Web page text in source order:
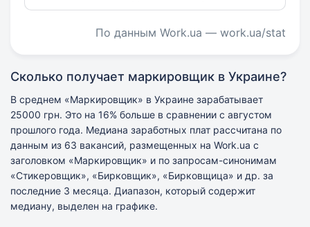
По данным Work.ua — work.ua/stat
Сколько получает маркировщик в Украине?
В среднем «Маркировщик» в Украине зарабатывает
25000 грн. Это на 16% больше в сравнении с августом
прошлого года. Медиана заработных плат рассчитана по
данным из 63 вакансий, размещенных на Work.ua с
заголовком «Маркировщик» и по запросам-синонимам
«Стикеровщик», «Бирковщик», «Бирковщица» и др. за
последние 3 месяца. Диапазон, который содержит
медиану, выделен на графике.